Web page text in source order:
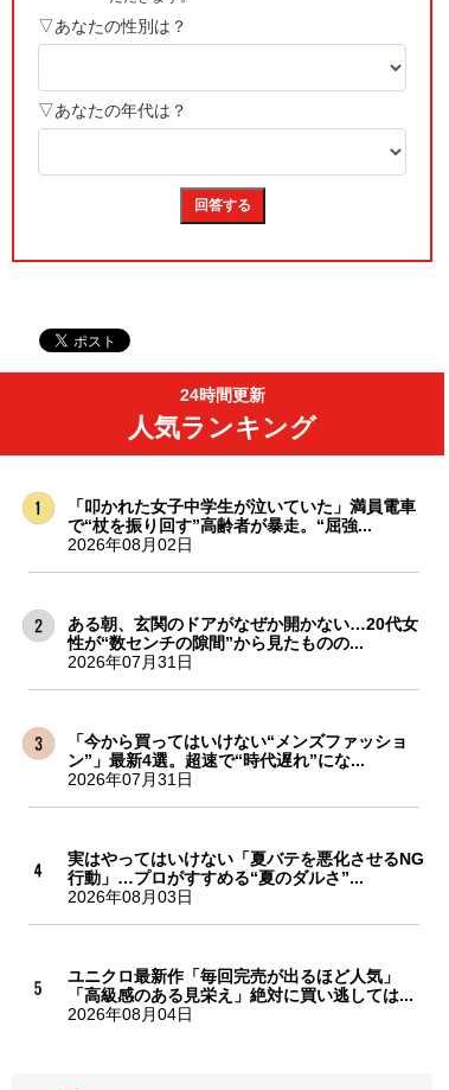
24時間更新
人気ランキング
「叩かれた女子中学生が泣いていた」満員電車
で“杖を振り回す”高齢者が暴走。“屈強...
2026年08月02日
ある朝、玄関のドアがなぜか開かない…20代女
性が“数センチの隙間”から見たものの...
2026年07月31日
「今から買ってはいけない“メンズファッショ
ン”」最新4選。超速で“時代遅れ”にな...
2026年07月31日
実はやってはいけない「夏バテを悪化させるNG
行動」…プロがすすめる“夏のダルさ”...
2026年08月03日
ユニクロ最新作「毎回完売が出るほど人気」
「高級感のある見栄え」絶対に買い逃しては...
2026年08月04日